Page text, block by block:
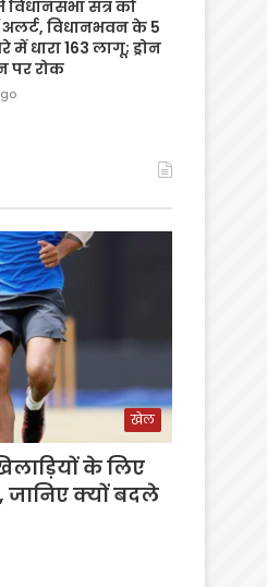
सत्र को
विधानभवन के 5
में धारा 163 लागू; ड्रोन
पर रोक
खेल
के लिए
क्यों बदले